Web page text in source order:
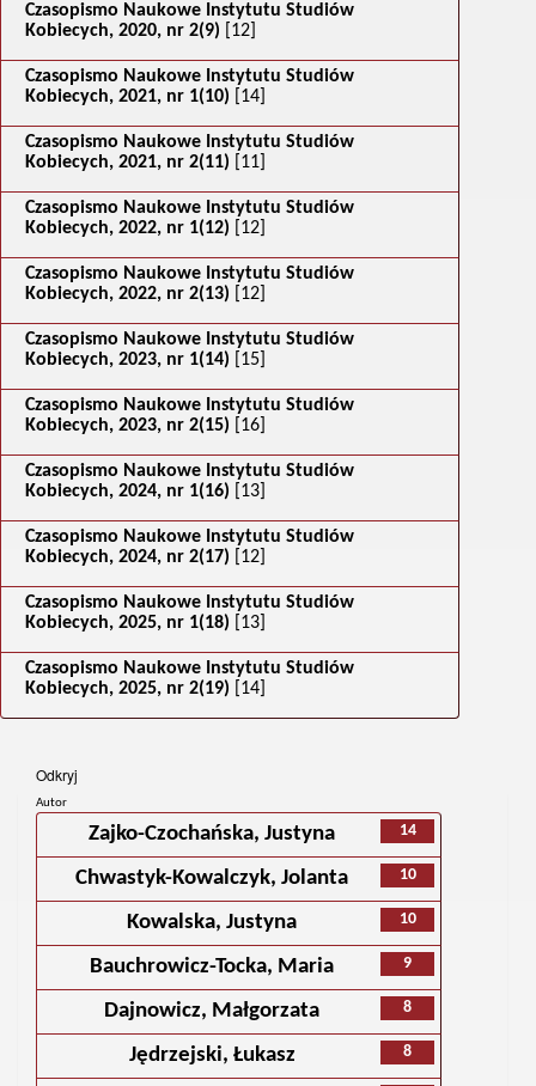
Czasopismo Naukowe Instytutu Studiów
Kobiecych, 2020, nr 2(9) [12]
Czasopismo Naukowe Instytutu Studiów
Kobiecych, 2021, nr 1(10) [14]
Czasopismo Naukowe Instytutu Studiów
Kobiecych, 2021, nr 2(11) [11]
Czasopismo Naukowe Instytutu Studiów
Kobiecych, 2022, nr 1(12) [12]
Czasopismo Naukowe Instytutu Studiów
Kobiecych, 2022, nr 2(13) [12]
Czasopismo Naukowe Instytutu Studiów
Kobiecych, 2023, nr 1(14) [15]
Czasopismo Naukowe Instytutu Studiów
Kobiecych, 2023, nr 2(15) [16]
Czasopismo Naukowe Instytutu Studiów
Kobiecych, 2024, nr 1(16) [13]
Czasopismo Naukowe Instytutu Studiów
Kobiecych, 2024, nr 2(17) [12]
Czasopismo Naukowe Instytutu Studiów
Kobiecych, 2025, nr 1(18) [13]
Czasopismo Naukowe Instytutu Studiów
Kobiecych, 2025, nr 2(19) [14]
Odkryj
Autor
14
Zajko-Czochańska, Justyna
10
Chwastyk-Kowalczyk, Jolanta
10
Kowalska, Justyna
9
Bauchrowicz-Tocka, Maria
8
Dajnowicz, Małgorzata
8
Jędrzejski, Łukasz